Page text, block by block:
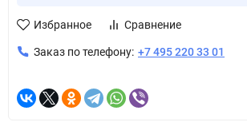
Избранное Сравнение
Заказ по телефону: +7 495 220 33 01